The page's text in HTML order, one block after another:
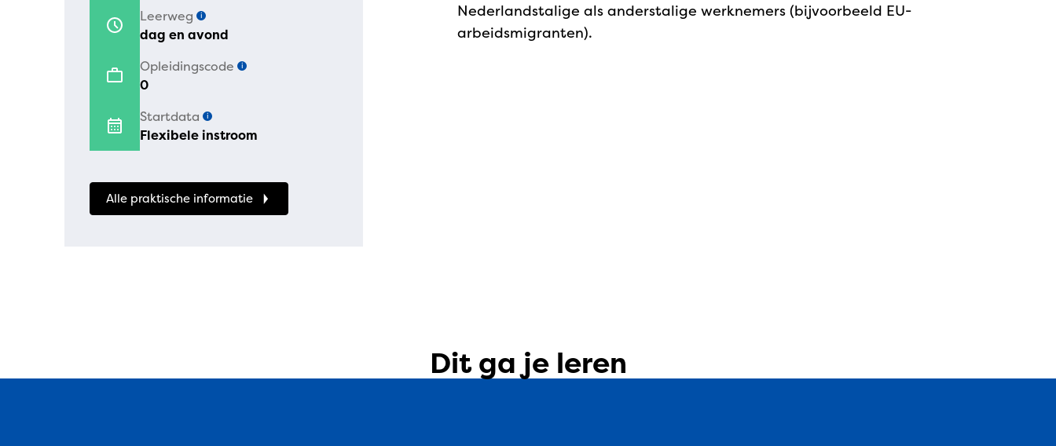
Leerweg
i
dag en avond
Opleidingscode
i
0
Startdata
i
Flexibele instroom
Alle praktische informatie
Nederlandstalige als anderstalige werknemers (bijvoorbeeld EU-
arbeidsmigranten).
Dit ga je leren